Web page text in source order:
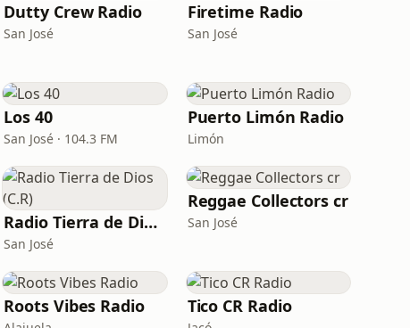
Dutty Crew Radio
San José
Firetime Radio
San José
Los 40
San José · 104.3 FM
Puerto Limón Radio
Limón
Radio Tierra de Dios (C.R)
San José
Reggae Collectors cr
San José
Roots Vibes Radio Tico CR Radio